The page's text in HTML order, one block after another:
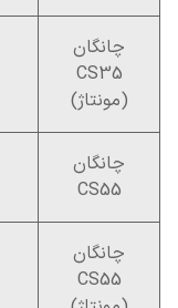
چانگان
CS35
(مونتاژ)
چانگان
CS55
چانگان
CS55